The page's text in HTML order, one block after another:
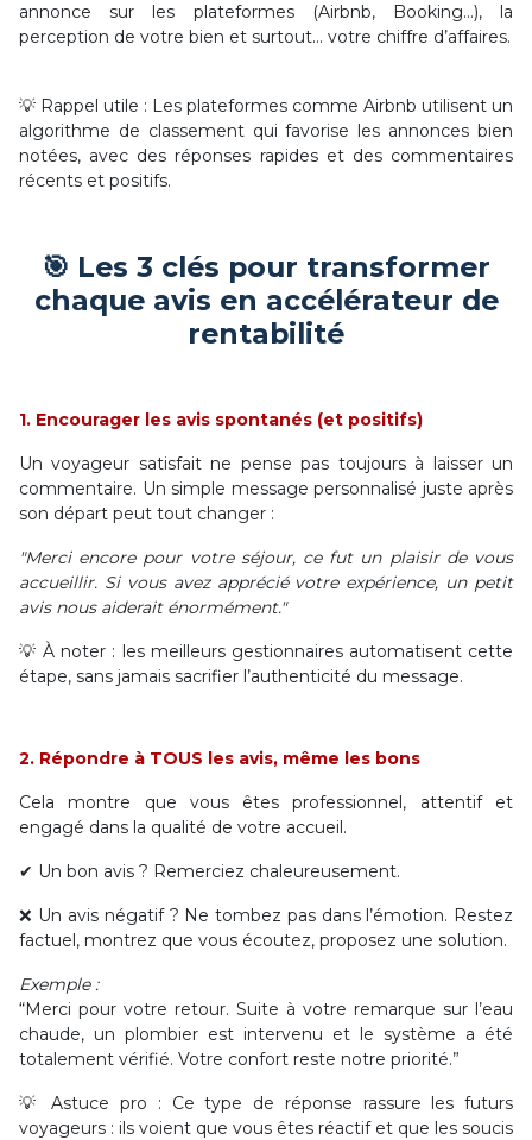
annonce sur les plateformes (Airbnb, Booking…), la
perception de votre bien et surtout… votre chiffre d’affaires.
💡 Rappel utile : Les plateformes comme Airbnb utilisent un
algorithme de classement qui favorise les annonces bien
notées, avec des réponses rapides et des commentaires
récents et positifs.
🎯 Les 3 clés pour transformer
chaque avis en accélérateur de
rentabilité
1. Encourager les avis spontanés (et positifs)
Un voyageur satisfait ne pense pas toujours à laisser un
commentaire. Un simple message personnalisé juste après
son départ peut tout changer :
"Merci encore pour votre séjour, ce fut un plaisir de vous
accueillir. Si vous avez apprécié votre expérience, un petit
avis nous aiderait énormément."
💡 À noter : les meilleurs gestionnaires automatisent cette
étape, sans jamais sacrifier l’authenticité du message.
2. Répondre à TOUS les avis, même les bons
Cela montre que vous êtes professionnel, attentif et
engagé dans la qualité de votre accueil.
✔ Un bon avis ? Remerciez chaleureusement.
❌ Un avis négatif ? Ne tombez pas dans l’émotion. Restez
factuel, montrez que vous écoutez, proposez une solution.
Exemple :
“Merci pour votre retour. Suite à votre remarque sur l’eau
chaude, un plombier est intervenu et le système a été
totalement vérifié. Votre confort reste notre priorité.”
💡 Astuce pro : Ce type de réponse rassure les futurs
voyageurs : ils voient que vous êtes réactif et que les soucis